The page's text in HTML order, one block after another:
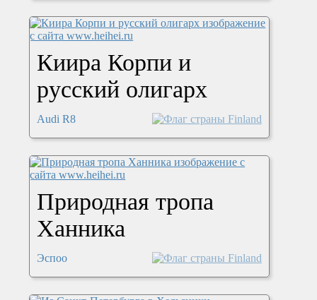
Киира Корпи и
русский олигарх
Audi R8
Природная тропа
Ханника
Эспоо